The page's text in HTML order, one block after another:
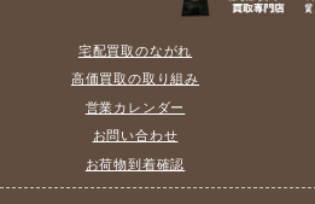
宅配買取のながれ
高価買取の取り組み
営業カレンダー
お問い合わせ
お荷物到着確認